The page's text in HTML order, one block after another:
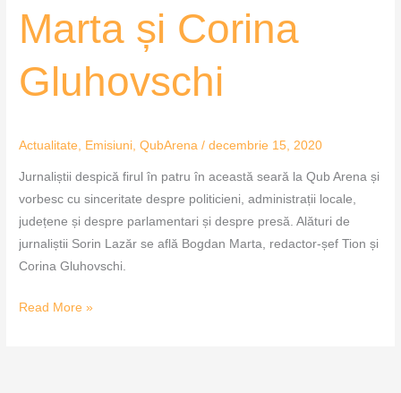
Marta și Corina
Gluhovschi
Actualitate Emisiuni ,QubArena /decembrie 15, 2020
Jurnaliștii despică firul în patru în această seară la Qub Arena și
vorbesc cu sinceritate despre politicieni, administrații locale,
județene și despre parlamentari și despre presă. Alături de
jurnaliștii Sorin Lazăr se află Bogdan Marta, redactor-șef Tion și
Corina Gluhovschi.
Corina
Read More »